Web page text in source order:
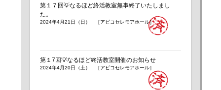
第１７回💡なるほど終活教室無事終了いたしまし
た。
2024年4月21日（日） ［アビコセレモアホール］
第１7回💡なるほど終活教室開催のお知らせ
2024年4月20日（土） ［アビコセレモアホール］